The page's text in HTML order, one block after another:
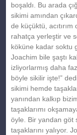
boşaldı. Bu arada
sikimi amından
de küçüktü,
rahatça yerleştir ve
köküne kadar soktu
Joachim bile şaştı
izliyorlarmış daha
böyle sikilir işte!”
sikimi hemde
yanından kalkıp
taşaklarımı
öyle. Bir yandan göt
taşaklarını yalıyor.